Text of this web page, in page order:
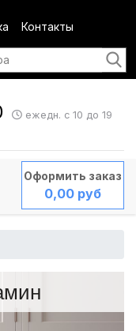
Контакты
ежедн. с 10 до 19
Оформить заказ
0,00 руб